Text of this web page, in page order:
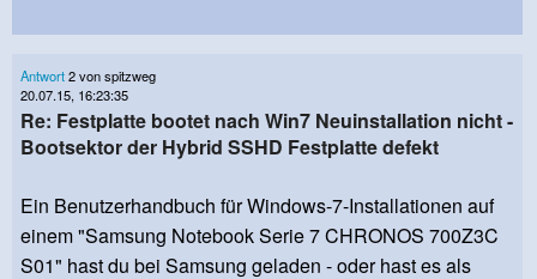
Antwort2 von spitzweg
20.07.15, 16:23:35
Re: Festplatte bootet nach Win7 Neuinstallation nicht -
Bootsektor der Hybrid SSHD Festplatte defekt
Ein Benutzerhandbuch für Windows-7-Installationen auf
einem "Samsung Notebook Serie 7 CHRONOS 700Z3C
S01" hast du bei Samsung geladen - oder hast es als